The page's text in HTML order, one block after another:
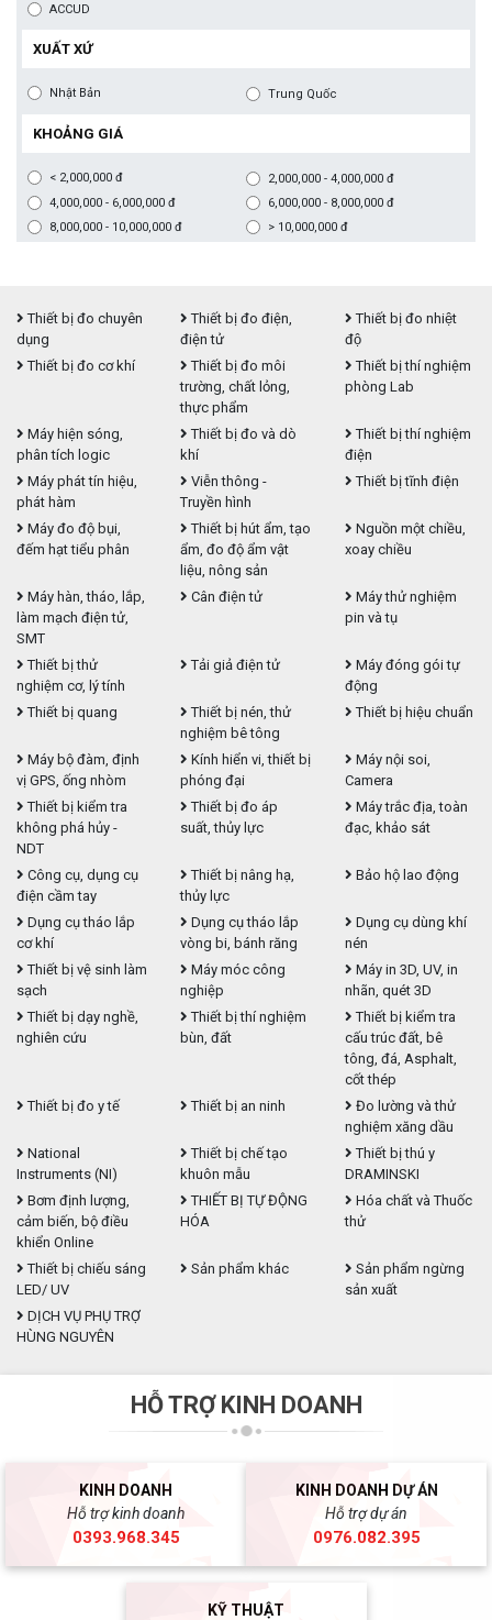
ACCUD
XUẤT XỨ
Nhật Bản Trung Quốc
KHOẢNG GIÁ
< 2,000,000 đ
2,000,000 - 4,000,000 đ
4,000,000 - 6,000,000 đ
6,000,000 - 8,000,000 đ
8,000,000 - 10,000,000 đ
> 10,000,000 đ
Thiết bị đo chuyên
dụng
Thiết bị đo điện,
điện tử
Thiết bị đo nhiệt
độ
Thiết bị đo cơ khí
Thiết bị đo môi
trường, chất lỏng,
thực phẩm
Thiết bị thí nghiệm
phòng Lab
Máy hiện sóng,
phân tích logic
Thiết bị đo và dò
khí
Thiết bị thí nghiệm
điện
Máy phát tín hiệu,
phát hàm
Viễn thông -
Truyền hình
Thiết bị tĩnh điện
Máy đo độ bụi,
đếm hạt tiểu phân
Thiết bị hút ẩm, tạo
ẩm, đo độ ẩm vật
liệu, nông sản
Nguồn một chiều,
xoay chiều
Máy hàn, tháo, lắp,
làm mạch điện tử,
SMT
Cân điện tử
Máy thử nghiệm
pin và tụ
Thiết bị thử
nghiệm cơ, lý tính
Tải giả điện tử
Máy đóng gói tự
động
Thiết bị quang
Thiết bị nén, thử
nghiệm bê tông
Thiết bị hiệu chuẩn
Máy bộ đàm, định
vị GPS, ống nhòm
Kính hiển vi, thiết bị
phóng đại
Máy nội soi,
Camera
Thiết bị kiểm tra
không phá hủy -
NDT
Thiết bị đo áp
suất, thủy lực
Máy trắc địa, toàn
đạc, khảo sát
Công cụ, dụng cụ
điện cầm tay
Thiết bị nâng hạ,
thủy lực
Bảo hộ lao động
Dụng cụ tháo lắp
cơ khí
Dụng cụ tháo lắp
vòng bi, bánh răng
Dụng cụ dùng khí
nén
Thiết bị vệ sinh làm
sạch
Máy móc công
nghiệp
Máy in 3D, UV, in
nhãn, quét 3D
Thiết bị dạy nghề,
nghiên cứu
Thiết bị thí nghiệm
bùn, đất
Thiết bị kiểm tra
cấu trúc đất, bê
tông, đá, Asphalt,
cốt thép
Thiết bị đo y tế
Thiết bị an ninh
Đo lường và thử
nghiệm xăng dầu
National
Instruments (NI)
Thiết bị chế tạo
khuôn mẫu
Thiết bị thú y
DRAMINSKI
Bơm định lượng,
cảm biến, bộ điều
khiển Online
THIẾT BỊ TỰ ĐỘNG
HÓA
Hóa chất và Thuốc
thử
Thiết bị chiếu sáng
LED/ UV
Sản phẩm khác
Sản phẩm ngừng
sản xuất
DỊCH VỤ PHỤ TRỢ
HÙNG NGUYÊN
HỖ TRỢ KINH DOANH
KINH DOANH
Hỗ trợ kinh doanh
0393.968.345
KINH DOANH DỰ ÁN
Hỗ trợ dự án
0976.082.395
KỸ THUẬT